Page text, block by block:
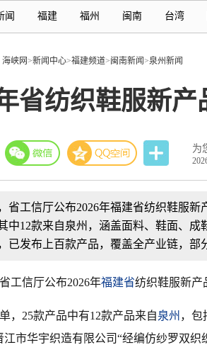
闻 福建 福州 闽南 台湾
海峡网>新闻中心>福建频道>闽南新闻>泉州新闻
省纺织鞋服新
为
省工信厅公布2026年福建省纺织鞋服新
中12款来自泉州，涵盖面料、鞋面、
已发布上百款产品，覆盖全产业链，部
工信厅公布2026年福建省纺织鞋服新产
，25款产品中有12款产品来自泉州 ，包
江市华宇织造有限公司“经编仿纱罗双织